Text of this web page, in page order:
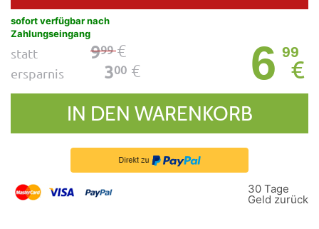
sofort verfügbar nach
Zahlungseingang
statt 999€
ersparnis 300 € 6 99
€
IN DEN WARENKORB
30 Tage
Geld zurück